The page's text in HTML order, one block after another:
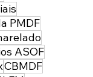
PMDF
ASOF
CBMDF